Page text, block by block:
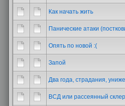
Как начать жить
Панические атаки
Опять по новой :(
Запой
Два года, страдания,
ВСД или рассеянный